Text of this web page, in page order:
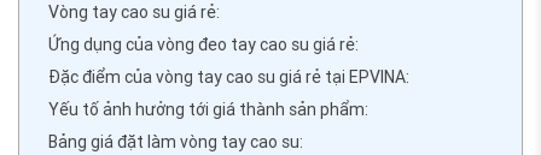
Vòng tay cao su giá rẻ:
Ứng dụng của vòng đeo tay cao su giá rẻ:
Đặc điểm của vòng tay cao su giá rẻ tại EPVINA:
Yếu tố ảnh hưởng tới giá thành sản phẩm:
Bảng giá đặt làm vòng tay cao su: